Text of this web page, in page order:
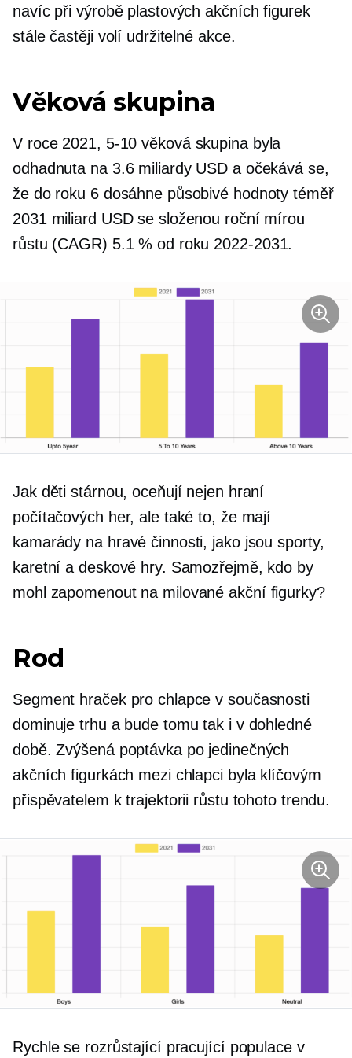
navíc při výrobě plastových akčních figurek
stále častěji volí udržitelné akce.
Věková skupina
V roce 2021, 5-10 věková skupina byla
odhadnuta na 3.6 miliardy USD a očekává se,
že do roku 6 dosáhne působivé hodnoty téměř
2031 miliard USD se složenou roční mírou
růstu (CAGR) 5.1 % od roku 2022-2031.
Jak děti stárnou, oceňují nejen hraní
počítačových her, ale také to, že mají
kamarády na hravé činnosti, jako jsou sporty,
karetní a deskové hry. Samozřejmě, kdo by
mohl zapomenout na milované akční figurky?
Rod
Segment hraček pro chlapce v současnosti
dominuje trhu a bude tomu tak i v dohledné
době. Zvýšená poptávka po jedinečných
akčních figurkách mezi chlapci byla klíčovým
přispěvatelem k trajektorii růstu tohoto trendu.
Rychle se rozrůstající pracující populace v